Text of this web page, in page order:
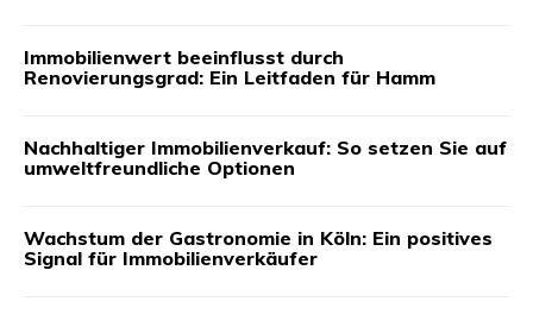
Immobilienwert beeinflusst durch
Renovierungsgrad: Ein Leitfaden für Hamm
Nachhaltiger Immobilienverkauf: So setzen Sie auf
umweltfreundliche Optionen
Wachstum der Gastronomie in Köln: Ein positives
Signal für Immobilienverkäufer